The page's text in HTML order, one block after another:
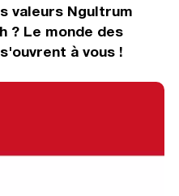
valeurs Ngultrum
? Le monde des
à vous !